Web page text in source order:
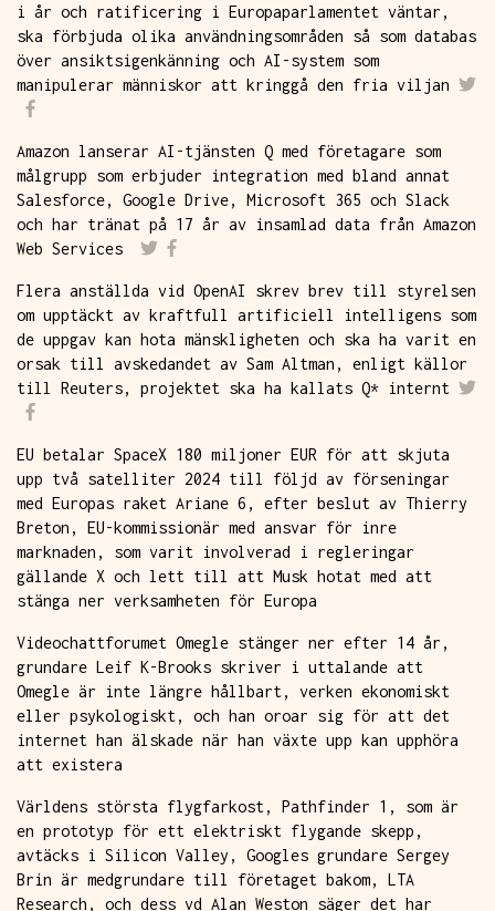
i år och ratificering i Europaparlamentet väntar,
ska förbjuda olika användningsområden så som databas
över ansiktsigenkänning och AI-system som
manipulerar människor att kringgå den fria viljan
Amazon lanserar AI-tjänsten Q med företagare som
målgrupp som erbjuder integration med bland annat
Salesforce, Google Drive, Microsoft 365 och Slack
och har tränat på 17 år av insamlad data från Amazon
Web Services
Flera anställda vid OpenAI skrev brev till styrelsen
om upptäckt av kraftfull artificiell intelligens som
de uppgav kan hota mänskligheten och ska ha varit en
orsak till avskedandet av Sam Altman, enligt källor
till Reuters, projektet ska ha kallats Q* internt
EU betalar SpaceX 180 miljoner EUR för att skjuta
upp två satelliter 2024 till följd av förseningar
med Europas raket Ariane 6, efter beslut av Thierry
Breton, EU-kommissionär med ansvar för inre
marknaden, som varit involverad i regleringar
gällande X och lett till att Musk hotat med att
stänga ner verksamheten för Europa
Videochattforumet Omegle stänger ner efter 14 år,
grundare Leif K-Brooks skriver i uttalande att
Omegle är inte längre hållbart, verken ekonomiskt
eller psykologiskt, och han oroar sig för att det
internet han älskade när han växte upp kan upphöra
att existera
Världens största flygfarkost, Pathfinder 1, som är
en prototyp för ett elektriskt flygande skepp,
avtäcks i Silicon Valley, Googles grundare Sergey
Brin är medgrundare till företaget bakom, LTA
Research, och dess vd Alan Weston säger det har